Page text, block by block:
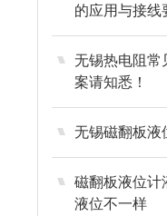
的应用与接线
无锡热电阻常
案请知悉！
无锡磁翻板液
磁翻板液位计
液位不一样